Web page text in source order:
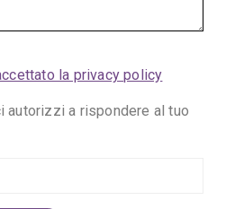
la privacy policy
autorizzi a rispondere al tuo